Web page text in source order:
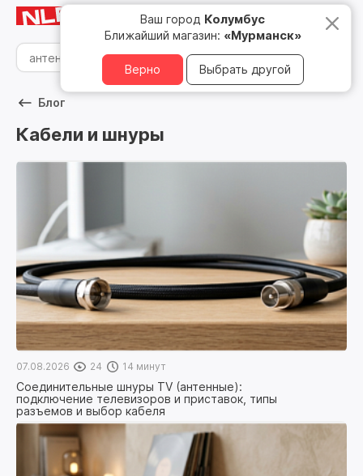
Мурманск
Ваш город Колумбус
Ближайший магазин: «Мурманск»
Верно Выбрать другой
8 800 500 05 15
Блог
Кабели и шнуры
07.08.2026 24 14 минут
Соединительные шнуры TV (антенные):
подключение телевизоров и приставок, типы
разъемов и выбор кабеля